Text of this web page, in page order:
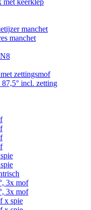
met keerklep
manchet
manchet
zettingsmof
incl. zetting
3x mof
3x mof
x spie